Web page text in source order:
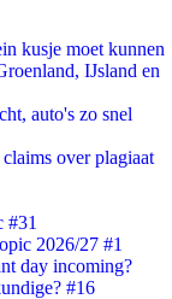
kusje moet kunnen
IJsland en
auto's zo snel
over plagiaat
#31
2026/27 #1
day incoming?
#16